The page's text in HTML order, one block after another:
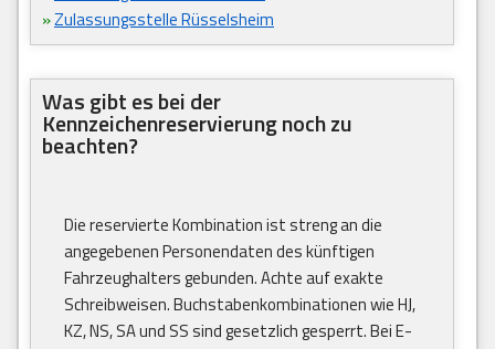
»Zulassungsstelle Rüsselsheim
Was gibt es bei der
Kennzeichenreservierung noch zu
beachten?
Die reservierte Kombination ist streng an die
angegebenen Personendaten des künftigen
Fahrzeughalters gebunden. Achte auf exakte
Schreibweisen. Buchstabenkombinationen wie HJ,
KZ, NS, SA und SS sind gesetzlich gesperrt. Bei E-